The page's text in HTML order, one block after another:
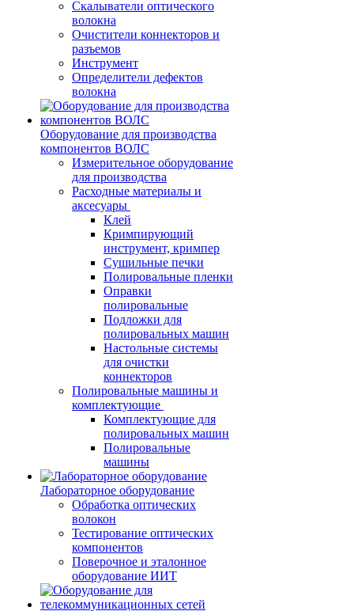
Скалыватели оптического
волокна
Очистители коннекторов и
разъемов
Инструмент
Определители дефектов
волокна
Оборудование для производства
компонентов ВОЛС
Измерительное оборудование
для производства
Расходные материалы и
аксесуары
Клей
Кримпирующий
инструмент, кримпер
Сушильные печки
Полировальные пленки
Оправки
полировальные
Подложки для
полировальных машин
Настольные системы
для очистки
коннекторов
Полировальные машины и
комплектующие
Комплектующие для
полировальных машин
Полировальные
машины
Лабораторное оборудование
Обработка оптических
волокон
Тестирование оптических
компонентов
Поверочное и эталонное
оборудование ИИТ